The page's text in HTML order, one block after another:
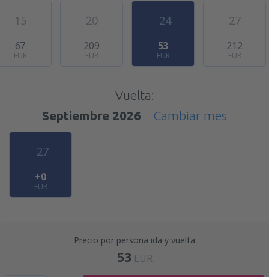
15
67
EUR
20
209
EUR
24
53
EUR
27
212
EUR
Vuelta:
Septiembre 2026
Cambiar mes
27
+0
EUR
Precio por persona ida y vuelta
53 EUR